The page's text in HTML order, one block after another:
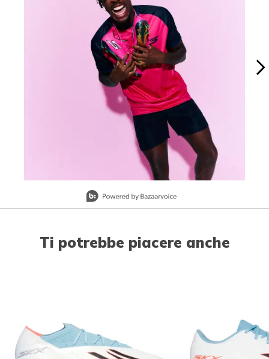
Ti potrebbe piacere anche